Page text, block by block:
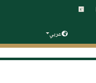
عربي